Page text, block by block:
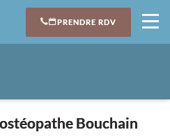
PRENDRE RDV
Bouchain